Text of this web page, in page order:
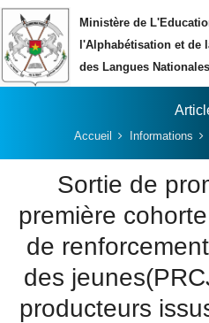
Aller au contenu principal
Ministère de
l'Alphabétisation et de
des Langues Nationales
Vous êtes ici:Accueil Informations
Sortie de
première
de
des
producteurs